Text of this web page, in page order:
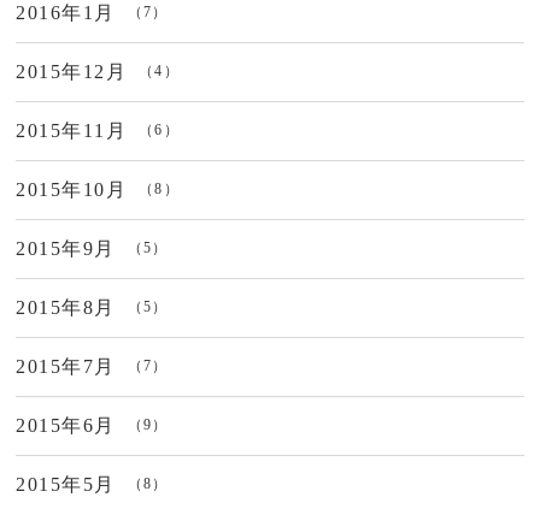
2016年1月 （7）
2015年12月 （4）
2015年11月 （6）
2015年10月 （8）
2015年9月 （5）
2015年8月 （5）
2015年7月 （7）
2015年6月 （9）
2015年5月 （8）